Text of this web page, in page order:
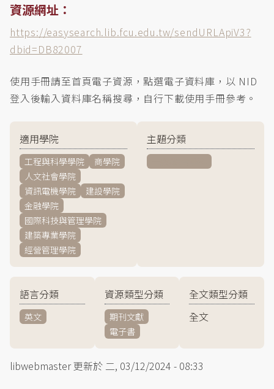
資源網址：
https://easysearch.lib.fcu.edu.tw/sendURLApiV3?
dbid=DB82007
使用手冊請至首頁電子資源，點選電子資料庫，以 NID
登入後輸入資料庫名稱搜尋，自行下載使用手冊參考。
適用學院
工程與科學學院
商學院
人文社會學院
資訊電機學院
建設學院
金融學院
國際科技與管理學院
建築專業學院
經營管理學院
主題分類
語言分類
英文
資源類型分類
期刊文獻
電子書
全文類型分類
全文
libwebmaster更新於 二, 03/12/2024 - 08:33